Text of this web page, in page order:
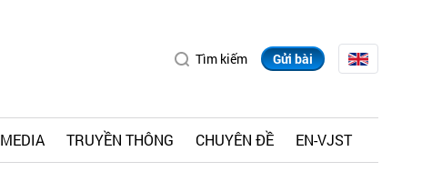
Tìm kiếm Gửi bài
MEDIA TRUYỀN THÔNG CHUYÊN ĐỀ EN-VJST